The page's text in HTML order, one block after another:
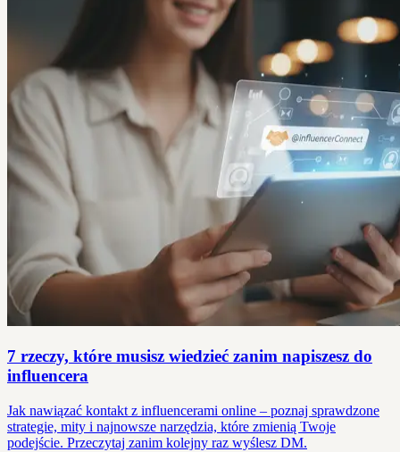
7 rzeczy, które musisz wiedzieć zanim napiszesz do
influencera
Jak nawiązać kontakt z influencerami online – poznaj sprawdzone
strategie, mity i najnowsze narzędzia, które zmienią Twoje
podejście. Przeczytaj zanim kolejny raz wyślesz DM.